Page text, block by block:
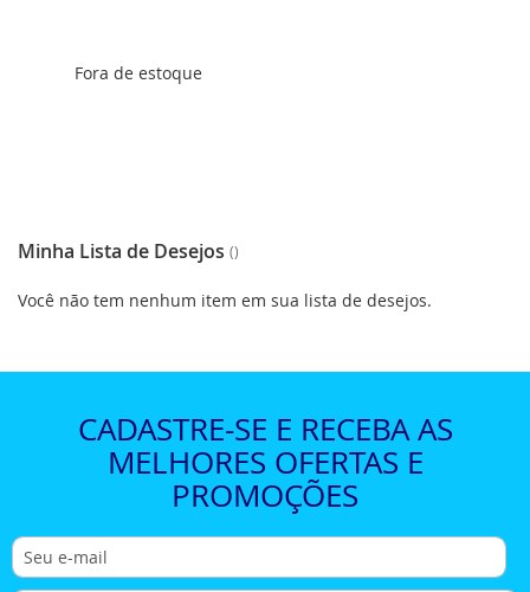
Fora de estoque
Minha Lista de Desejos
Você não tem nenhum item em sua lista de desejos.
CADASTRE-SE E RECEBA AS
MELHORES OFERTAS E
PROMOÇÕES